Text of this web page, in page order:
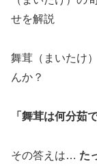
せを解説
舞茸（まいたけ
んか？
「舞茸は何分茹
その答えは… た